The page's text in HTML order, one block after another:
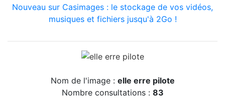
Nouveau sur Casimages : le stockage de vos vidéos,
musiques et fichiers jusqu'à 2Go !
Nom de l'image : elle erre pilote
Nombre consultations : 83